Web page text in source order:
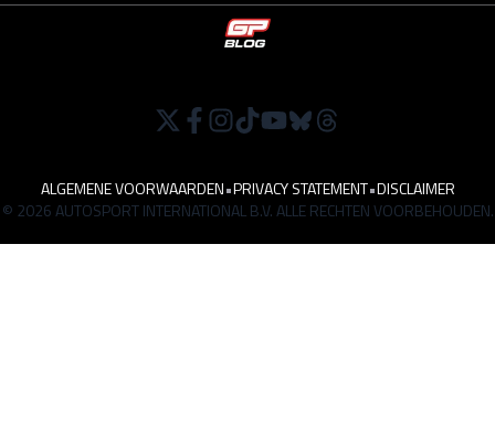
ALGEMENE VOORWAARDEN•PRIVACY STATEMENT•DISCLAIMER
© 2026 AUTOSPORT INTERNATIONAL B.V. ALLE RECHTEN VOORBEHOUDEN.